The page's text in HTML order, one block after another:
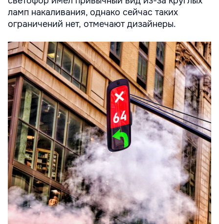
ламп накаливания, однако сейчас таких
ограничений нет, отмечают дизайнеры.